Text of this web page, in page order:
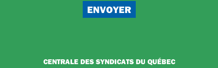
CENTRALE DES SYNDICATS DU QUÉBEC